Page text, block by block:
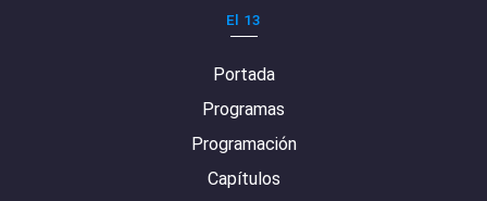
El 13
Portada
Programas
Programación
Capítulos